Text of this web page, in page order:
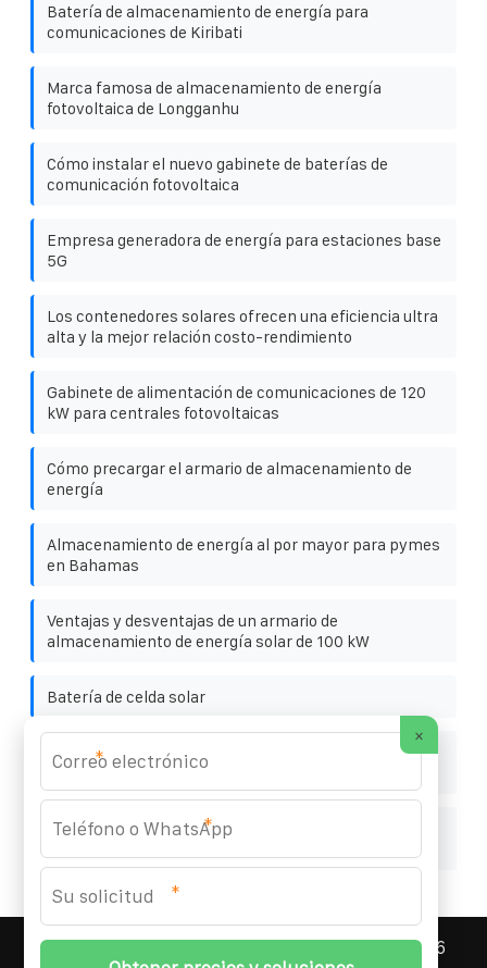
Batería de almacenamiento de energía para
comunicaciones de Kiribati
Marca famosa de almacenamiento de energía
fotovoltaica de Longganhu
Cómo instalar el nuevo gabinete de baterías de
comunicación fotovoltaica
Empresa generadora de energía para estaciones base
5G
Los contenedores solares ofrecen una eficiencia ultra
alta y la mejor relación costo-rendimiento
Gabinete de alimentación de comunicaciones de 120
kW para centrales fotovoltaicas
Cómo precargar el armario de almacenamiento de
energía
Almacenamiento de energía al por mayor para pymes
en Bahamas
Ventajas y desventajas de un armario de
almacenamiento de energía solar de 100 kW
Batería de celda solar
Armario de almacenamiento de energía solar de 100
kW para plantas de cemento
Componentes para la generación de energía solar en
ASNEF ENERGY STORAGE CONTAINER
2026
×
*
*
*